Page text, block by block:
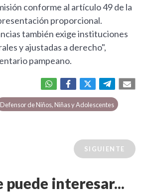
conforme al artículo 49 de la
proporcional.
también exige instituciones
y ajustadas a derecho",
pampeano.
Defensor de Niños, Niñas y Adolescentes
SIGUIENTE
puede interesar...